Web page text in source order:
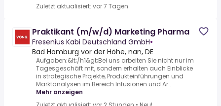
Zuletzt aktualisiert: vor 7 Tagen
Praktikant (m/w/d) Marketing Pharma
Fresenius Kabi Deutschland GmbH•
Bad Homburg vor der Höhe, nan, DE
Aufgaben:&lt;/h1&gt;Bei uns arbeiten Sie nicht nur im
Tagesgeschäft mit, sondern erhalten auch Einblicke
in strategische Projekte, Produkteinführungen und
Marktanalysen im Bereich Infusionen und Ar...
Mehr anzeigen